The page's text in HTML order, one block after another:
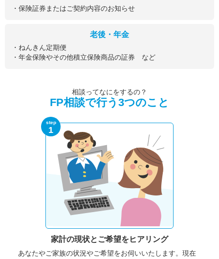
・保険証券またはご契約内容のお知らせ
老後・年金
・ねんきん定期便
・年金保険やその他積立保険商品の証券 など
相談ってなにをするの？
FP相談で行う3つのこと
step
1
家計の現状と ご希望をヒアリング
あなたやご家族の状況やご希望をお伺いいたします。 現在